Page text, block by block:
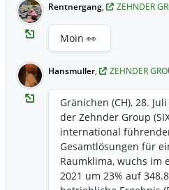
Rentnergang, ZEHNDER
Moin 👀
Hansmuller, ZEHNDER
Gränichen (CH), 28.
der Zehnder Group
international
Gesamtlösungen für
Raumklima, wuchs im
2021 um 23% auf